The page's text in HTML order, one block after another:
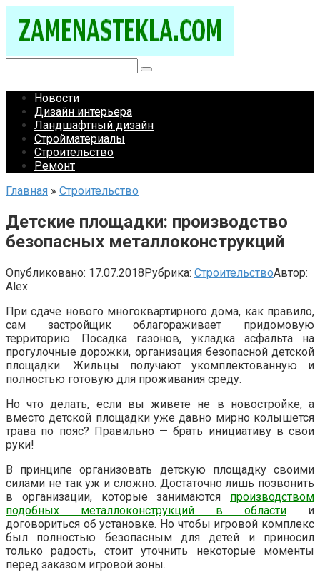
контенту
Новости
Дизайн интерьера
Ландшафтный дизайн
Стройматериалы
Строительство
Ремонт
Главная » Строительство
Детские площадки: производство
безопасных металлоконструкций
Опубликовано: 17.07.2018Рубрика: СтроительствоАвтор:
Alex
При сдаче нового многоквартирного дома, как правило,
сам застройщик облагораживает придомовую
территорию. Посадка газонов, укладка асфальта на
прогулочные дорожки, организация безопасной детской
площадки. Жильцы получают укомплектованную и
полностью готовую для проживания среду.
Но что делать, если вы живете не в новостройке, а
вместо детской площадки уже давно мирно колышется
трава по пояс? Правильно — брать инициативу в свои
руки!
В принципе организовать детскую площадку своими
силами не так уж и сложно. Достаточно лишь позвонить
в организации, которые занимаются производством
подобных металлоконструкций в области и
договориться об установке. Но чтобы игровой комплекс
был полностью безопасным для детей и приносил
только радость, стоит уточнить некоторые моменты
перед заказом игровой зоны.